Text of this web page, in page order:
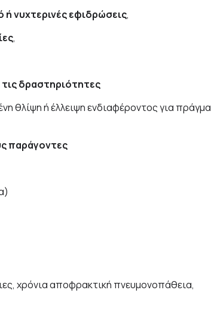
νυχτερινές εφιδρώσεις,
,
δραστηριότητες
θλίψη ή έλλειψη ενδιαφέροντος για
παράγοντες
χρόνια αποφρακτική πνευμονοπάθεια,